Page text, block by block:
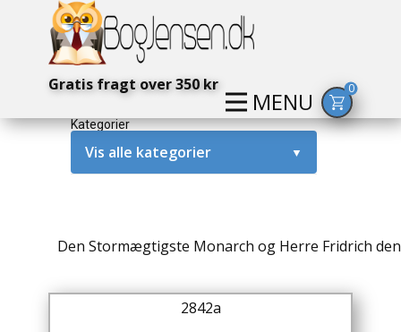
MENU
Gratis fragt over 350 kr 0
Kategorier
Vis alle kategorier ▼
Antikke / Specielle Bøger
Den Stormægtigste Monarch og Herre Fridrich
2842a